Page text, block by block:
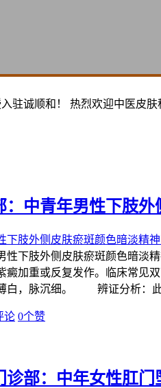
驻诚顺和！ 热烈欢迎中医皮
中青年男性下肢外
肢外侧皮肤瘀斑颜色暗淡
加重或反复发作。临床常见
薄白，脉沉细。 辨证分析：
论 0个赞
部：中年女性肛门